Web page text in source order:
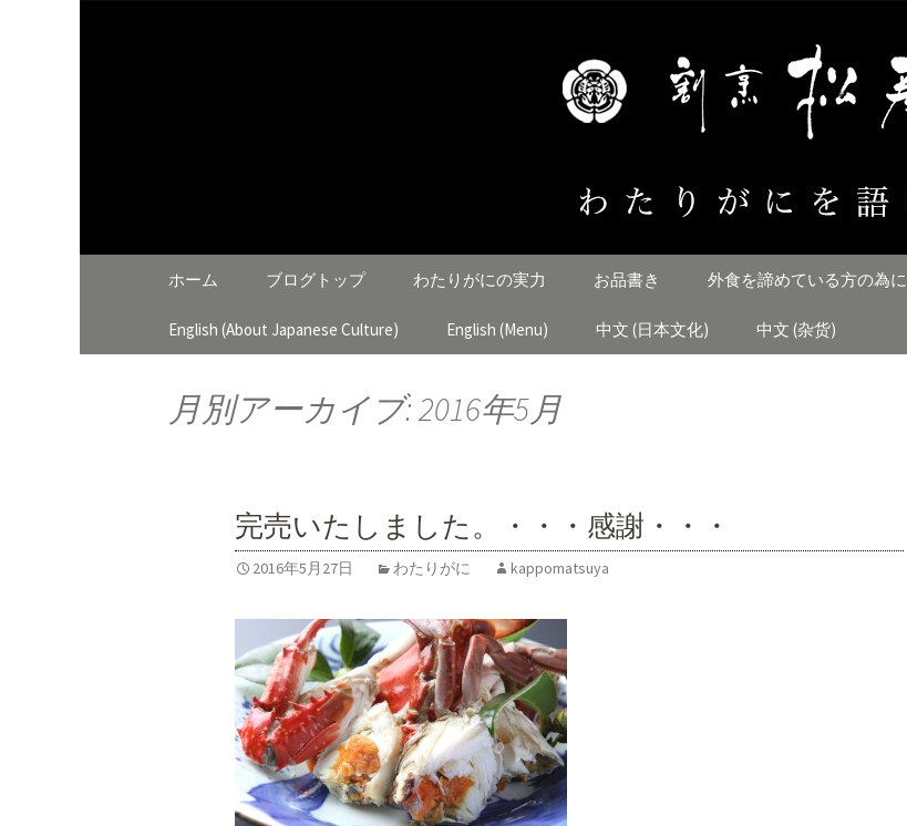
わたりがにを語る
コンテンツへ移動
ホーム ブログトップ わたりがにの実力 お品書き 外食を諦めている方の為に
English (About Japanese Culture) English (Menu) 中文 (日本文化) 中文 (杂货)
月別アーカイブ: 2016年5月
完売いたしました。・・・感謝・・・
2016年5月27日 わたりがに kappomatsuya